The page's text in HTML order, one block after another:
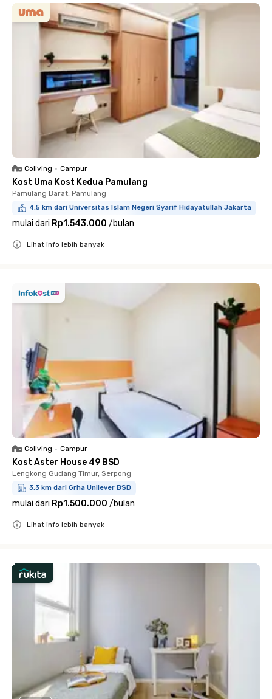
Coliving • Campur
Kost Uma Kost Kedua Pamulang
Pamulang Barat, Pamulang
4.5 km dari Universitas Islam Negeri Syarif Hidayatullah Jakarta
mulai dari Rp1.543.000 /bulan
Lihat info lebih banyak
Coliving • Campur
Kost Aster House 49 BSD
Lengkong Gudang Timur, Serpong
3.3 km dari Grha Unilever BSD
mulai dari Rp1.500.000 /bulan
Lihat info lebih banyak